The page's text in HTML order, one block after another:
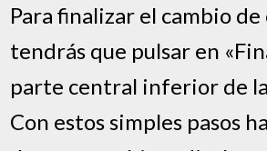
Para finalizar el cambio
tendrás que pulsar en
parte central inferior de
Con estos simples pasos